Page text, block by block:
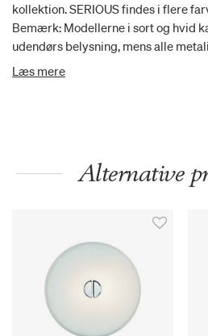
kollektion. SERIOUS findes i flere
Bemærk: Modellerne i sort og hvid
udendørs belysning, mens alle
brug udendørs. Designets runde linjer giver også mulighed for
Læs mere
Alternative